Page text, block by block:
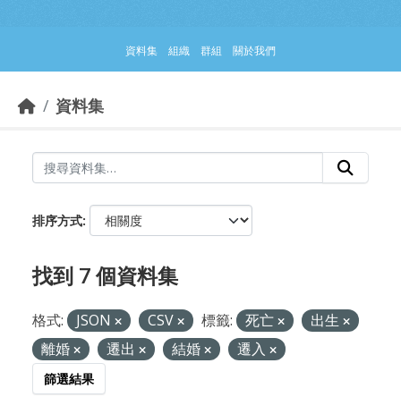
資料集 組織 群組 關於我們
資料集
排序方式
找到 7 個資料集
格式: JSON CSV 標籤: 死亡
出生
離婚
遷出 結婚 遷入
篩選結果